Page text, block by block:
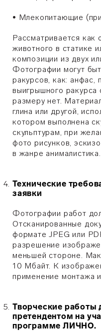
• Млекопитающие
Рассматривается как
животного в статике
композиции из двух
Фотографии могут
ракурсов, как: анфас,
выигрышного ракурса
размеру нет.
глина или другой,
котором выполнена
скульптурам, при
фото рисунков,
в жанре анималистика.
Технические
заявки
Фотографии работ
Отсканированные
формате JPEG или
разрешение
меньшей стороне.
10 Мбайт. К
применение монтажа
Творческие
претендентом на
программе ЛИЧНО.